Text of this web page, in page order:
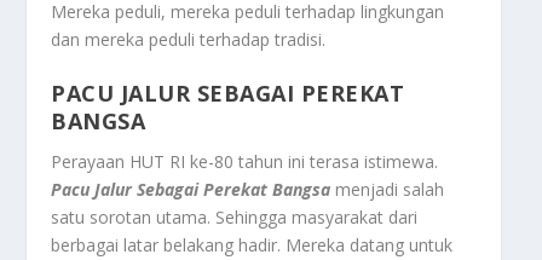
Mereka peduli, mereka peduli terhadap lingkungan
dan mereka peduli terhadap tradisi.
PACU JALUR SEBAGAI PEREKAT
BANGSA
Perayaan HUT RI ke-80 tahun ini terasa istimewa.
Pacu Jalur Sebagai Perekat Bangsa menjadi salah
satu sorotan utama. Sehingga masyarakat dari
berbagai latar belakang hadir. Mereka datang untuk